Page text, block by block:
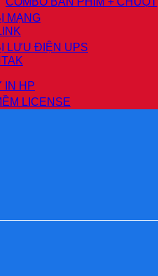
MẠNG
LƯU ĐIỆN UPS
IN HP
LICENSE